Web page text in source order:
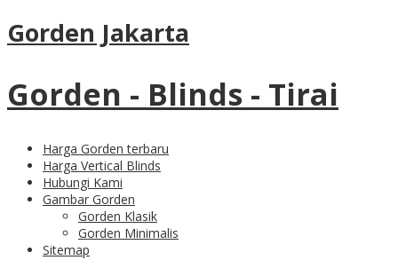
Gorden Jakarta
Gorden - Blinds - Tirai
Harga Gorden terbaru
Harga Vertical Blinds
Hubungi Kami
Gambar Gorden
Gorden Klasik
Gorden Minimalis
Sitemap